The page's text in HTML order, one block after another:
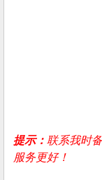
提示：联系我时
服务更好！